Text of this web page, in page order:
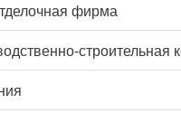
фирма
строительная